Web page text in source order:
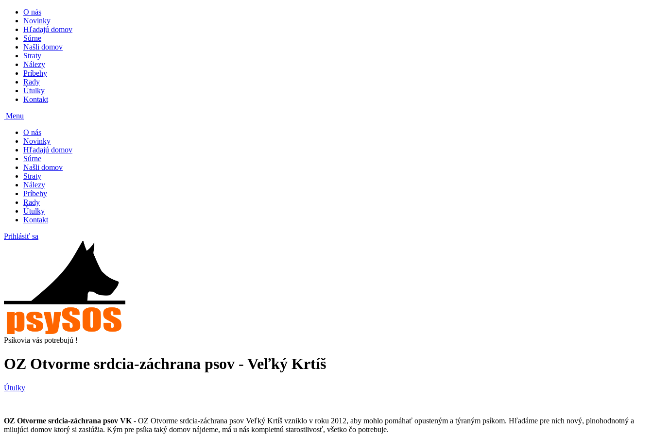
O nás
Novinky
Hľadajú domov
Súrne
Našli domov
Straty
Nálezy
Príbehy
Rady
Útulky
Kontakt
Menu
O nás
Novinky
Hľadajú domov
Súrne
Našli domov
Straty
Nálezy
Príbehy
Rady
Útulky
Kontakt
Prihlásiť sa
Psíkovia vás potrebujú !
OZ Otvorme srdcia-záchrana psov - Veľký Krtíš
Útulky
OZ Otvorme srdcia-záchrana psov VK - OZ Otvorme srdcia-záchrana psov Veľký Krtíš vzniklo v roku 2012, aby mohlo pomáhať opusteným a týraným psíkom. Hľadáme pre nich nový, plnohodnotný a
milujúci domov ktorý si zaslúžia. Kým pre psíka taký domov nájdeme, má u nás kompletnú starostlivosť, všetko čo potrebuje.